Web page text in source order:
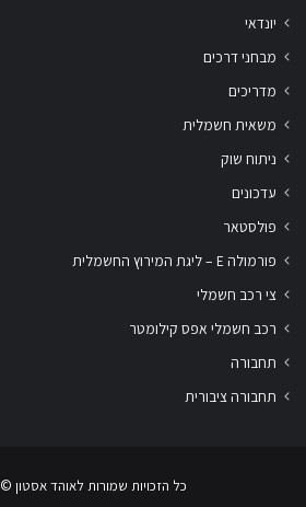
יונדאי
מבחני דרכים
מדריכים
משאית חשמלית
ניתוח שוק
עדכונים
פולסטאר
פורמולה E – ליגת המירוץ החשמלית
צי רכב חשמלי
רכב חשמלי אפס קילומטר
תחבורה
תחבורה ציבורית
כל הזכויות שמורות לאוהד אסטון ‏© 2019-2026